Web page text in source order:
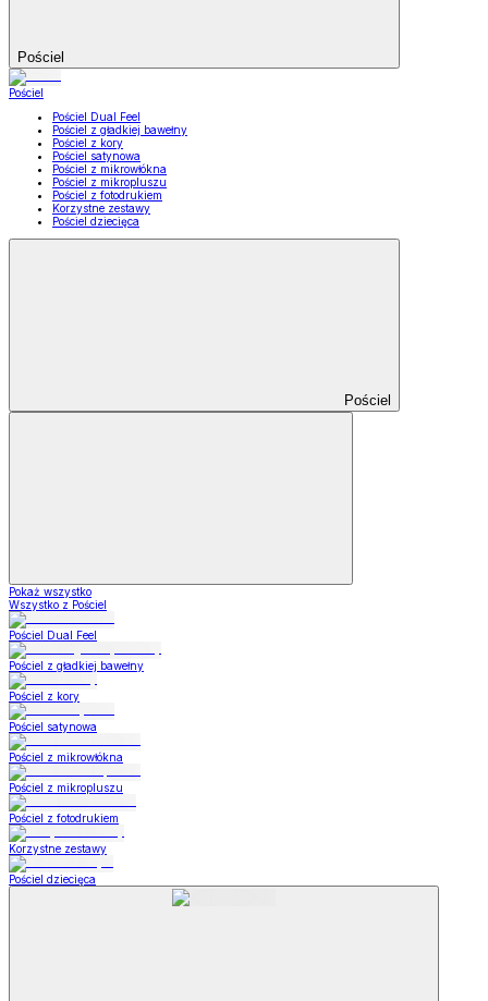
Pościel
Pościel
Pościel Dual Feel
Pościel z gładkiej bawełny
Pościel z kory
Pościel satynowa
Pościel z mikrowłókna
Pościel z mikropluszu
Pościel z fotodrukiem
Korzystne zestawy
Pościel dziecięca
Pościel
Pokaż wszystko
Wszystko z Pościel
Pościel Dual Feel
Pościel z gładkiej bawełny
Pościel z kory
Pościel satynowa
Pościel z mikrowłókna
Pościel z mikropluszu
Pościel z fotodrukiem
Korzystne zestawy
Pościel dziecięca